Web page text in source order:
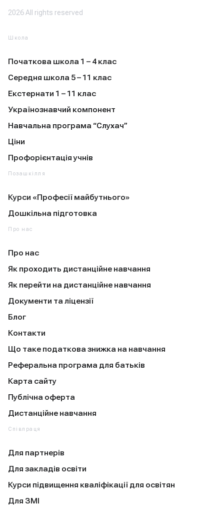
2026 All rights reserved
Школа
Початкова школа 1 – 4 клас
Середня школа 5 – 11 клас
Екстернати 1 – 11 клас
Українознавчий компонент
Навчальна програма “Слухач”
Ціни
Профорієнтація учнів
Позашкілля
Курси «Професії майбутнього»
Дошкільна підготовка
Про нас
Про нас
Як проходить дистанційне навчання
Як перейти на дистанційне навчання
Документи та ліцензії
Блог
Контакти
Що таке податкова знижка на навчання
Реферальна програма для батьків
Карта сайту
Публічна оферта
Дистанційне навчання
Співпраця
Для партнерів
Для закладів освіти
Курси підвищення кваліфікації для освітян
Для ЗМІ